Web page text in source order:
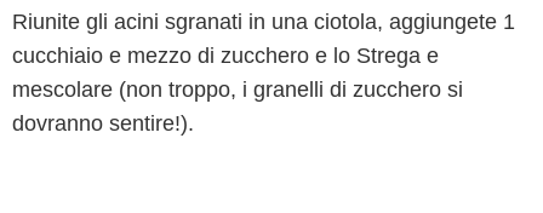
Riunite gli acini sgranati in una ciotola, aggiungete 1
cucchiaio e mezzo di zucchero e lo Strega e
mescolare (non troppo, i granelli di zucchero si
dovranno sentire!).